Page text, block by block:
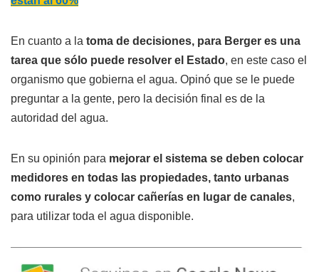
En cuanto a la toma de decisiones, para Berger es una
tarea que sólo puede resolver el Estado, en este caso el
organismo que gobierna el agua. Opinó que se le puede
preguntar a la gente, pero la decisión final es de la
autoridad del agua.
En su opinión para mejorar el sistema se deben colocar
medidores en todas las propiedades, tanto urbanas
como rurales y colocar cañerías en lugar de canales,
para utilizar toda el agua disponible.